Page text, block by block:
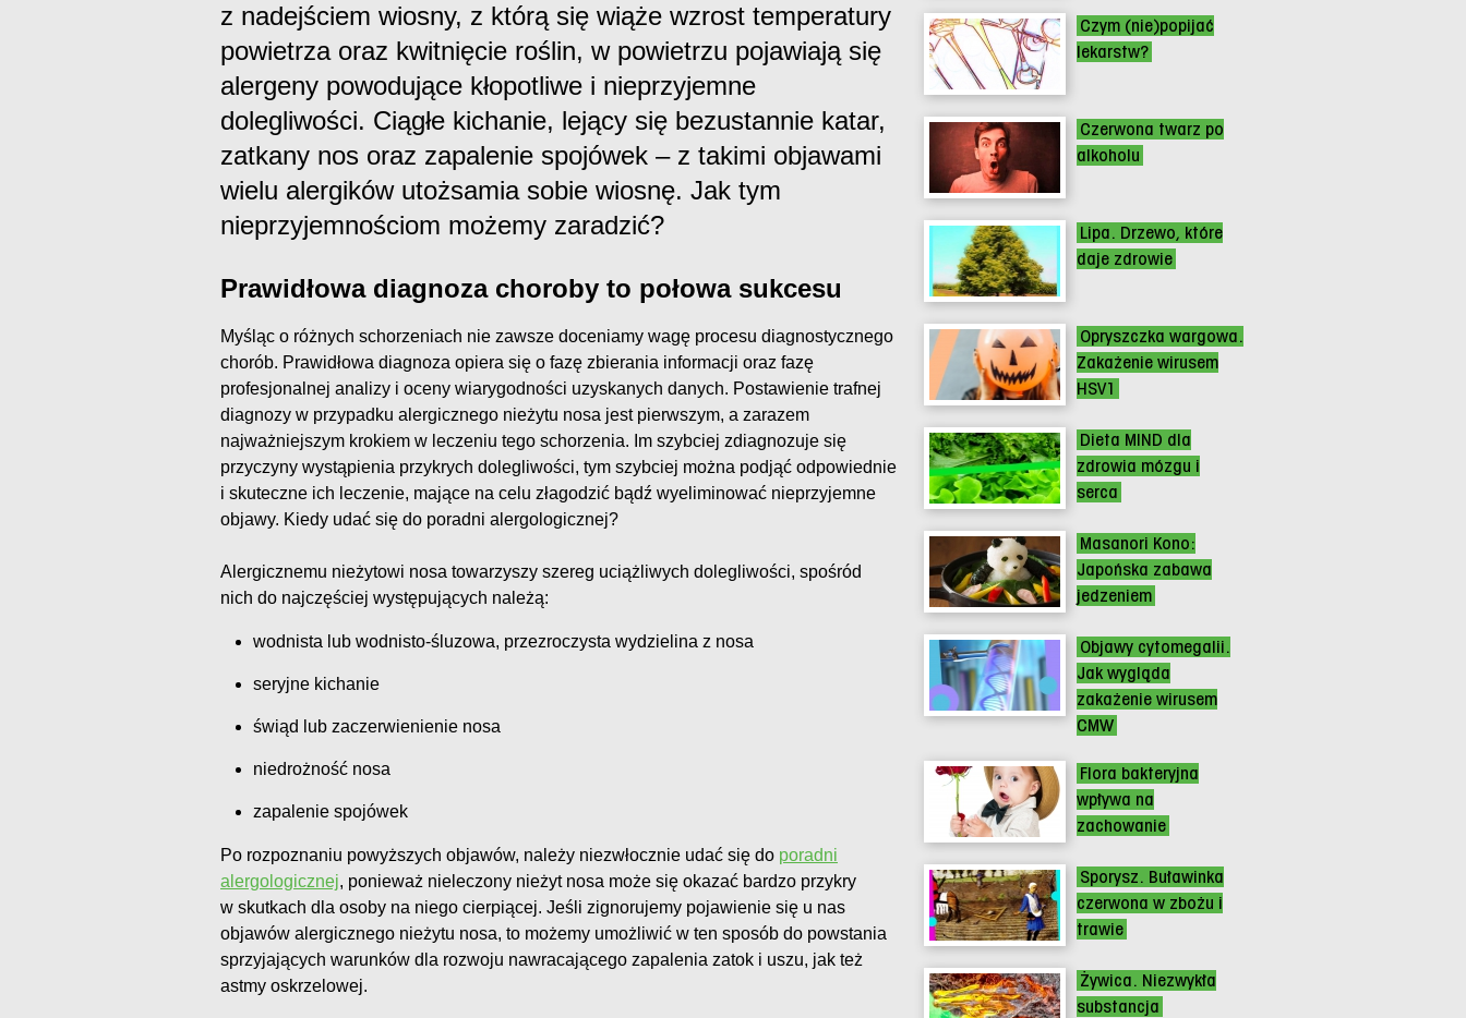
z nadejściem wiosny, z którą się wiąże wzrost temperatury
powietrza oraz kwitnięcie roślin, w powietrzu pojawiają się
alergeny powodujące kłopotliwe i nieprzyjemne
dolegliwości. Ciągłe kichanie, lejący się bezustannie katar,
zatkany nos oraz zapalenie spojówek – z takimi objawami
wielu alergików utożsamia sobie wiosnę. Jak tym
nieprzyjemnościom możemy zaradzić?
Prawidłowa diagnoza choroby to połowa sukcesu
Myśląc o różnych schorzeniach nie zawsze doceniamy wagę procesu diagnostycznego
chorób. Prawidłowa diagnoza opiera się o fazę zbierania informacji oraz fazę
profesjonalnej analizy i oceny wiarygodności uzyskanych danych. Postawienie trafnej
diagnozy w przypadku alergicznego nieżytu nosa jest pierwszym, a zarazem
najważniejszym krokiem w leczeniu tego schorzenia. Im szybciej zdiagnozuje się
przyczyny wystąpienia przykrych dolegliwości, tym szybciej można podjąć odpowiednie
i skuteczne ich leczenie, mające na celu złagodzić bądź wyeliminować nieprzyjemne
objawy. Kiedy udać się do poradni alergologicznej?
Alergicznemu nieżytowi nosa towarzyszy szereg uciążliwych dolegliwości, spośród
nich do najczęściej występujących należą:
wodnista lub wodnisto-śluzowa, przezroczysta wydzielina z nosa
seryjne kichanie
świąd lub zaczerwienienie nosa
niedrożność nosa
zapalenie spojówek
Po rozpoznaniu powyższych objawów, należy niezwłocznie udać się do poradni
alergologicznej, ponieważ nieleczony nieżyt nosa może się okazać bardzo przykry
w skutkach dla osoby na niego cierpiącej. Jeśli zignorujemy pojawienie się u nas
objawów alergicznego nieżytu nosa, to możemy umożliwić w ten sposób do powstania
sprzyjających warunków dla rozwoju nawracającego zapalenia zatok i uszu, jak też
astmy oskrzelowej.
Czym (nie)popijać
lekarstw?
Czerwona twarz po
alkoholu
Lipa. Drzewo, które
daje zdrowie
Opryszczka wargowa.
Zakażenie wirusem
HSV1
Dieta MIND dla
zdrowia mózgu i
serca
Masanori Kono:
Japońska zabawa
jedzeniem
Objawy cytomegalii.
Jak wygląda
zakażenie wirusem
CMW
Flora bakteryjna
wpływa na
zachowanie
Sporysz. Buławinka
czerwona w zbożu i
trawie
Żywica. Niezwykła
substancja